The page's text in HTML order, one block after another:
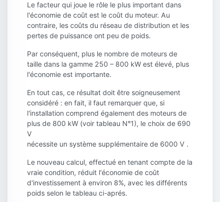
Le facteur qui joue le rôle le plus important dans
l'économie de coût est le coût du moteur. Au
contraire, les coûts du réseau de distribution et les
pertes de puissance ont peu de poids.
Par conséquent, plus le nombre de moteurs de
taille dans la gamme 250 – 800 kW est élevé, plus
l'économie est importante.
En tout cas, ce résultat doit être soigneusement
considéré : en fait, il faut remarquer que, si
l'installation comprend également des moteurs de
plus de 800 kW (voir tableau N°1), le choix de 690
V
nécessite un système supplémentaire de 6000 V .
Le nouveau calcul, effectué en tenant compte de la
vraie condition, réduit l'économie de coût
d'investissement à environ 8%, avec les différents
poids selon le tableau ci-aprés.